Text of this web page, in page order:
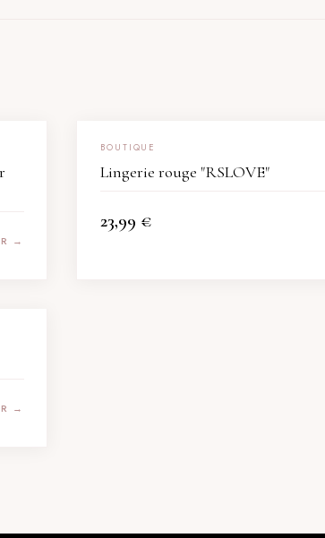
→
BOUTIQUE
Lingerie rouge "RSLOVE"
23,99 €
→